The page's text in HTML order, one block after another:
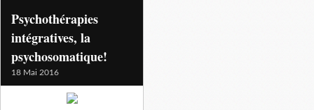
chercher
Psychothérapies
intégratives, la
psychosomatique!
18 Mai 2016